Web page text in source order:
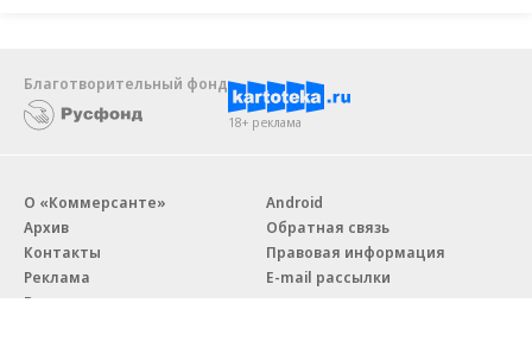
Благотворительный фонд
18+ реклама
О «Коммерсанте»
Архив
Контакты
Реклама
Вакансии
Android
Обратная связь
Правовая информация
E-mail рассылки